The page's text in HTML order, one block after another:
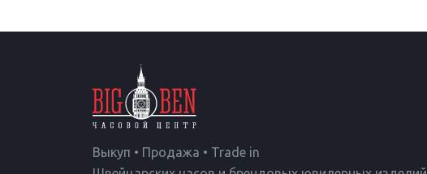
Выкуп • Продажа • Trade in